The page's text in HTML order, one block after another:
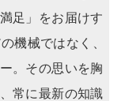
足」をお届けす
機械ではなく、
。その思いを胸
常に最新の知識